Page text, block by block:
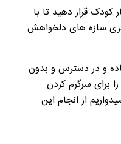
کودک قرار دهید تا با
سازه های دلخواهش
و در دسترس و بدون
برای سرگرم کردن
از انجام این